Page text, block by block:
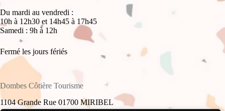
Du mardi au vendredi :
10h à 12h30 et 14h45 à 17h45
Samedi : 9h à 12h
Fermé les jours fériés
Dombes Côtière Tourisme
1104 Grande Rue 01700 MIRIBEL